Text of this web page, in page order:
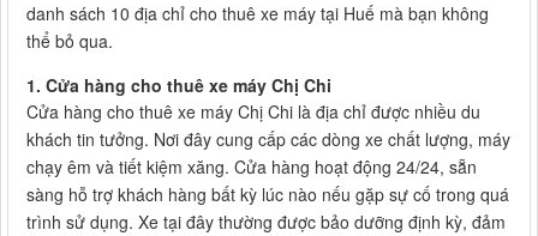
danh sách 10 địa chỉ cho thuê xe máy tại Huế mà bạn không
thể bỏ qua.
1. Cửa hàng cho thuê xe máy Chị Chi
Cửa hàng cho thuê xe máy Chị Chi là địa chỉ được nhiều du
khách tin tưởng. Nơi đây cung cấp các dòng xe chất lượng, máy
chạy êm và tiết kiệm xăng. Cửa hàng hoạt động 24/24, sẵn
sàng hỗ trợ khách hàng bất kỳ lúc nào nếu gặp sự cố trong quá
trình sử dụng. Xe tại đây thường được bảo dưỡng định kỳ, đảm